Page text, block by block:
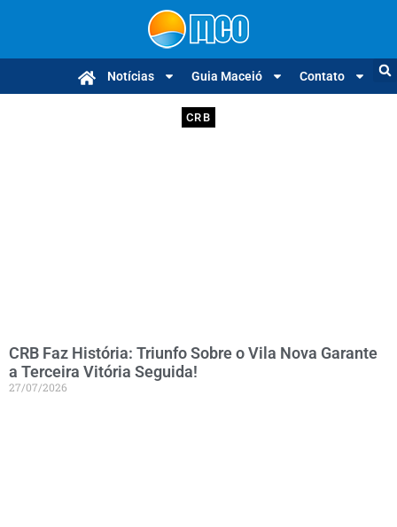
Notícias Guia Maceió Contato
CRB
CRB Faz História: Triunfo Sobre o Vila Nova Garante
a Terceira Vitória Seguida!
27/07/2026